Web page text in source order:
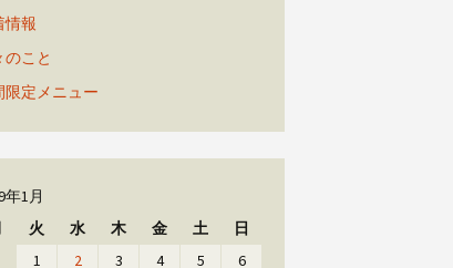
情報
のこと
限定メニュー
年1月
火 水 木 金 土 日
1 2 3 4 5
6